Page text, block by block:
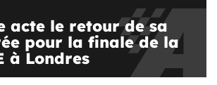
acte le retour de sa
pour la finale de la
à Londres